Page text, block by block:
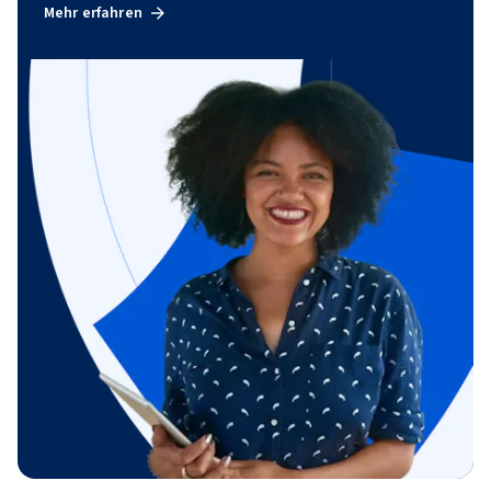
Mehr erfahren